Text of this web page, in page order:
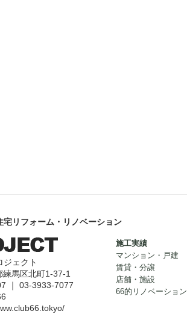
宅リフォーム・リノベーション
ジェクト
馬区北町1-37-1
｜ 03-3933-7077
施工実績
マンション・戸建
賃貸・分譲
店舗・施設
66的リノベーション